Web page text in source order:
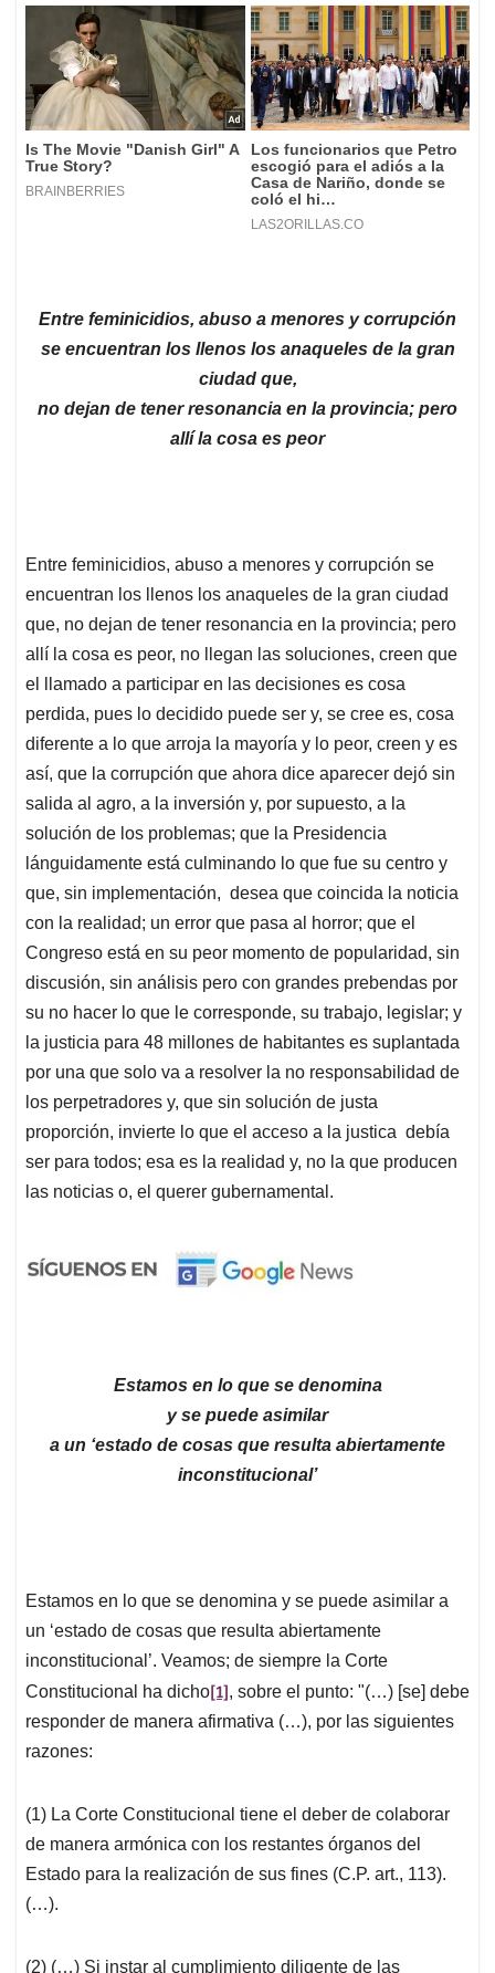
Entre feminicidios, abuso a menores y corrupción
se encuentran los llenos los anaqueles de la gran
ciudad que,
no dejan de tener resonancia en la provincia; pero
allí la cosa es peor
Entre feminicidios, abuso a menores y corrupción se
encuentran los llenos los anaqueles de la gran ciudad
que, no dejan de tener resonancia en la provincia; pero
allí la cosa es peor, no llegan las soluciones, creen que
el llamado a participar en las decisiones es cosa
perdida, pues lo decidido puede ser y, se cree es, cosa
diferente a lo que arroja la mayoría y lo peor, creen y es
así, que la corrupción que ahora dice aparecer dejó sin
salida al agro, a la inversión y, por supuesto, a la
solución de los problemas; que la Presidencia
lánguidamente está culminando lo que fue su centro y
que, sin implementación, desea que coincida la noticia
con la realidad; un error que pasa al horror; que el
Congreso está en su peor momento de popularidad, sin
discusión, sin análisis pero con grandes prebendas por
su no hacer lo que le corresponde, su trabajo, legislar; y
la justicia para 48 millones de habitantes es suplantada
por una que solo va a resolver la no responsabilidad de
los perpetradores y, que sin solución de justa
proporción, invierte lo que el acceso a la justica debía
ser para todos; esa es la realidad y, no la que producen
las noticias o, el querer gubernamental.
Estamos en lo que se denomina
y se puede asimilar
a un ‘estado de cosas que resulta abiertamente
inconstitucional’
Estamos en lo que se denomina y se puede asimilar a
un ‘estado de cosas que resulta abiertamente
inconstitucional’. Veamos; de siempre la Corte
Constitucional ha dicho[1], sobre el punto: "(…) [se] debe
responder de manera afirmativa (…), por las siguientes
razones:
(1) La Corte Constitucional tiene el deber de colaborar
de manera armónica con los restantes órganos del
Estado para la realización de sus fines (C.P. art., 113).
(…).
(2) (…) Si instar al cumplimiento diligente de las